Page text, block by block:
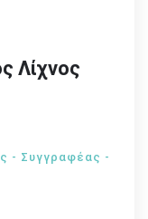
Λίχνος
- Συγγραφέας -